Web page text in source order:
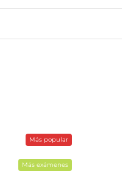
Más popular
Más exámenes